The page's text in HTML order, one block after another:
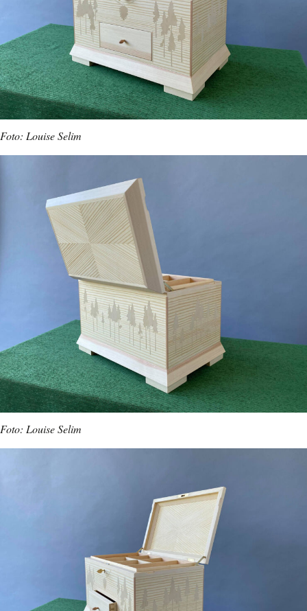
Foto: Louise Selim
Foto: Louise Selim